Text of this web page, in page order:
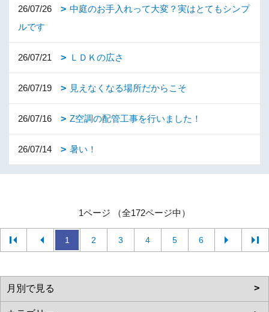
26/07/26
中庭のお手入れって大変？実はとてもシンプ
ルです
26/07/21 ＬＤＫの広さ
26/07/19 見えなくなる場所だからこそ
26/07/16 Z空調の配管工事を行いました！
26/07/14 暑い！
1ページ （全172ページ中）
1 2 3 4 5 6